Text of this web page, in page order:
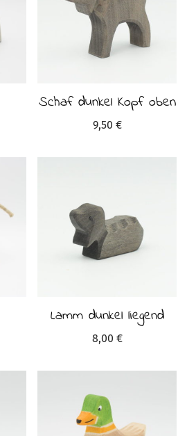
Schaf dunkel Kopf oben
9,50 €
Lamm dunkel liegend
8,00 €